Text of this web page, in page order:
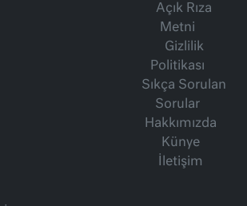
Açık Rıza
Metni
Gizlilik
Politikası
Sıkça Sorulan
Sorular
Hakkımızda
Künye
İletişim